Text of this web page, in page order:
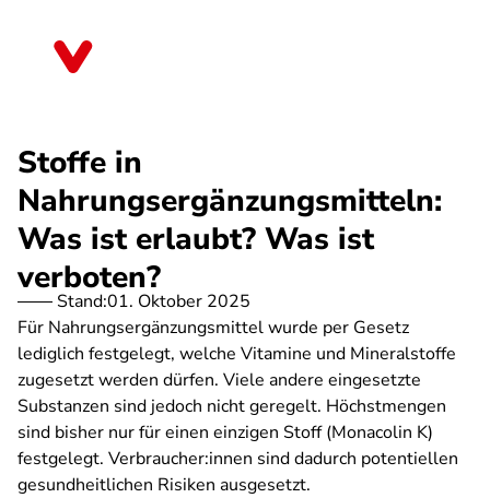
Stoffe in
Nahrungsergänzungsmitteln:
Was ist erlaubt? Was ist
verboten?
Stand:01. Oktober 2025
Für Nahrungsergänzungsmittel wurde per Gesetz
lediglich festgelegt, welche Vitamine und Mineralstoffe
zugesetzt werden dürfen. Viele andere eingesetzte
Substanzen sind jedoch nicht geregelt. Höchstmengen
sind bisher nur für einen einzigen Stoff (Monacolin K)
festgelegt. Verbraucher:innen sind dadurch potentiellen
gesundheitlichen Risiken ausgesetzt.